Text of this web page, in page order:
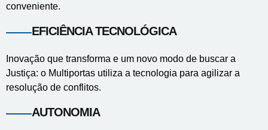
conveniente.
EFICIÊNCIA TECNOLÓGICA
Inovação que transforma e um novo modo de buscar a
Justiça: o Multiportas utiliza a tecnologia para agilizar a
resolução de conflitos.
AUTONOMIA